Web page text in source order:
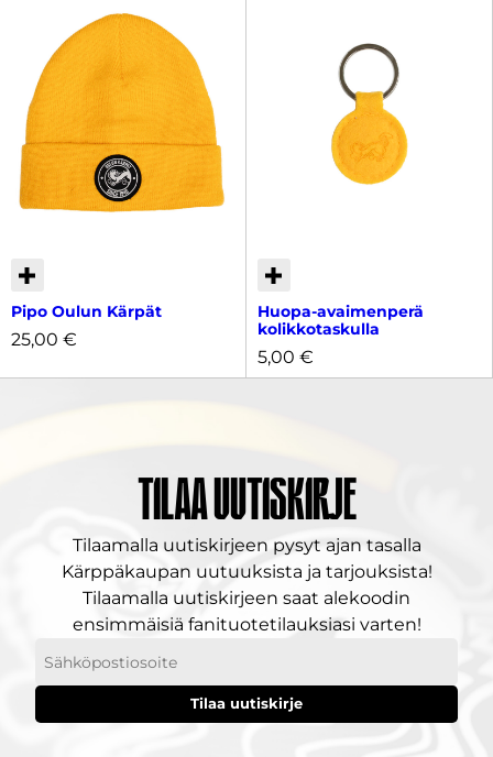
Pipo Oulun Kärpät
25,00 €
Huopa-avaimenperä
kolikkotaskulla
5,00 €
Tilaa uutiskirje
Tilaamalla uutiskirjeen pysyt ajan tasalla
Kärppäkaupan uutuuksista ja tarjouksista!
Tilaamalla uutiskirjeen saat alekoodin
ensimmäisiä fanituotetilauksiasi varten!